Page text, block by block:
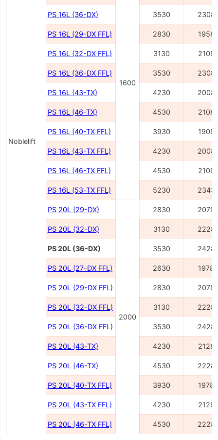
Noblelift
1600
PS 16L (36-DX) 3530 2308
PS 16L (29-DX FFL) 2830 1958
PS 16L (32-DX FFL) 3130 2108
PS 16L (36-DX FFL) 3530 2308
PS 16L (43-TX) 4230 2008
PS 16L (46-TX) 4530 2108
PS 16L (40-TX FFL) 3930 1908
PS 16L (43-TX FFL) 4230 2008
PS 16L (46-TX FFL) 4530 2108
PS 16L (53-TX FFL) 5230 2343
PS 20L (29-DX)
2000
2830 2078
PS 20L (32-DX) 3130 2228
PS 20L (36-DX) 3530 2428
PS 20L (27-DX FFL) 2630 1978
PS 20L (29-DX FFL) 2830 2078
PS 20L (32-DX FFL) 3130 2228
PS 20L (36-DX FFL) 3530 2428
PS 20L (43-TX) 4230 2128
PS 20L (46-TX) 4530 2228
PS 20L (40-TX FFL) 3930 1978
PS 20L (43-TX FFL) 4230 2128
PS 20L (46-TX FFL) 4530 2228